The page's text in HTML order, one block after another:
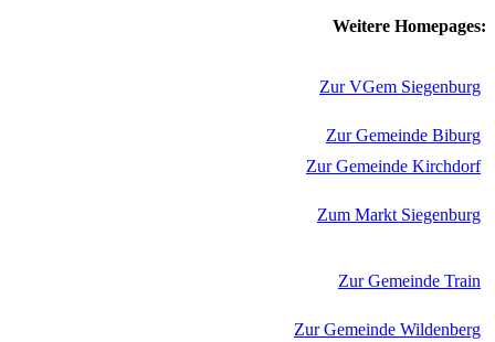
Weitere Homepages:
Zur VGem Siegenburg
Zur Gemeinde Biburg
Zur Gemeinde Kirchdorf
Zum Markt Siegenburg
Zur Gemeinde Train
Zur Gemeinde Wildenberg